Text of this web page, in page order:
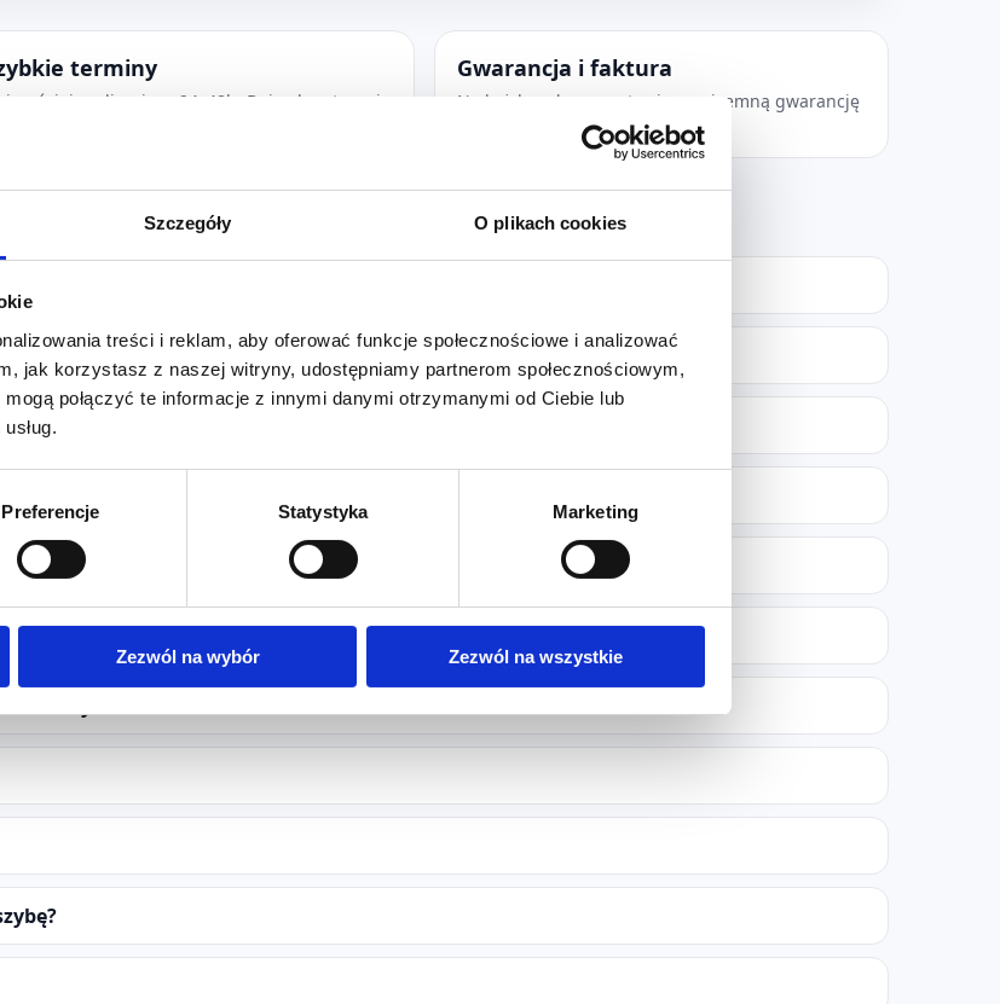
Szczegóły O plikach cookies
treści i reklam, aby oferować funkcje społecznościowe i analizować
jak korzystasz z naszej witryny, udostępniamy partnerom społecznościowym,
połączyć te informacje z innymi danymi otrzymanymi od Ciebie lub
Preferencje Statystyka Marketing
Zezwól na wybór Zezwól na wszystkie
terminy
realizacja w 24–48h. Dojazd na terenie
Gwarancja i faktura
Na każdą usługę wystawiamy pisemną gwarancję
Skawiny i Miechowa?
i Rudzie Śląskiej?